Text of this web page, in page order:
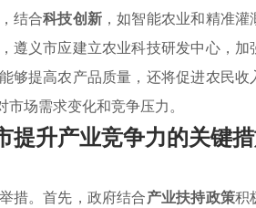
结合科技创新 ，如智能农业和精准
遵义市应建立农业科技研发中心，加
够提高农产品质量，还将促进农民
场需求变化和竞争压力。
提升产业竞争力的关键
措。首先，政府结合产业扶持政策积